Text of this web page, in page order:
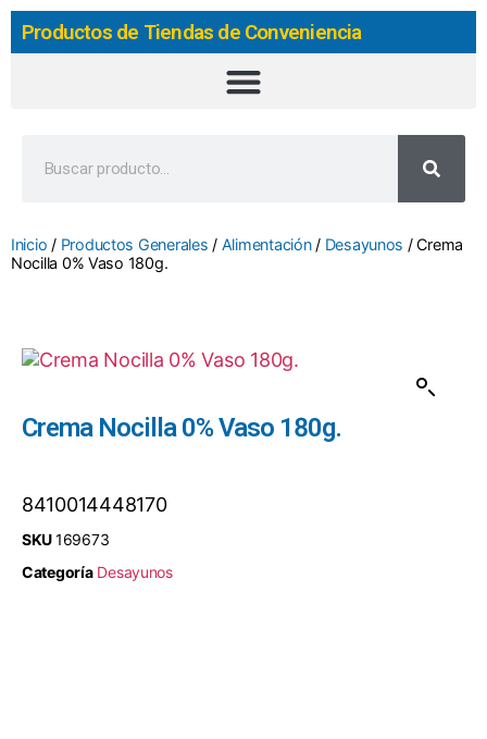
Productos de Tiendas de Conveniencia
Inicio / Productos Generales / Alimentación/ Desayunos / Crema
Nocilla 0% Vaso 180g.
Crema Nocilla 0% Vaso 180g.
8410014448170
SKU169673
Categoría Desayunos